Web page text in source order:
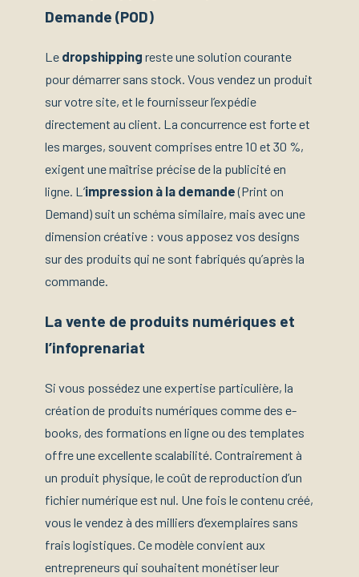
Demande (POD)
Le dropshipping reste une solution courante
pour démarrer sans stock. Vous vendez un produit
sur votre site, et le fournisseur l’expédie
directement au client. La concurrence est forte et
les marges, souvent comprises entre 10 et 30 %,
exigent une maîtrise précise de la publicité en
ligne. L’impression à la demande(Print on
Demand) suit un schéma similaire, mais avec une
dimension créative : vous apposez vos designs
sur des produits qui ne sont fabriqués qu’après la
commande.
La vente de produits numériques et
l’infoprenariat
Si vous possédez une expertise particulière, la
création de produits numériques comme des e-
books, des formations en ligne ou des templates
offre une excellente scalabilité. Contrairement à
un produit physique, le coût de reproduction d’un
fichier numérique est nul. Une fois le contenu créé,
vous le vendez à des milliers d’exemplaires sans
frais logistiques. Ce modèle convient aux
entrepreneurs qui souhaitent monétiser leur